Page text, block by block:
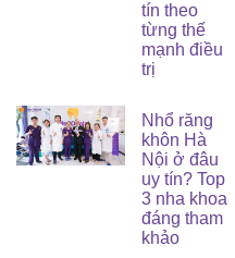
tín theo
từng thế
mạnh điều
trị
Nhổ răng
khôn Hà
Nội ở đâu
uy tín? Top
3 nha khoa
đáng tham
khảo